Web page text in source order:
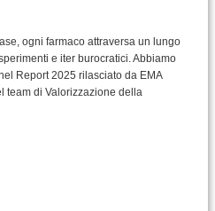
ogni farmaco attraversa un lungo
e iter burocratici. Abbiamo
Report 2025 rilasciato da EMA
team di Valorizzazione della